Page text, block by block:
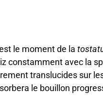
le moment de la
constamment avec la
translucides sur
le bouillon